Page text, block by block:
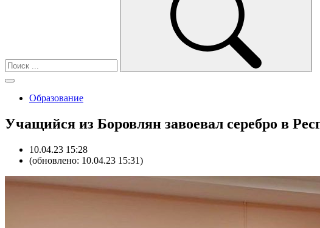
Образование
Учащийся из Боровлян завоевал серебро в
10.04.23 15:28
(обновлено: 10.04.23 15:31)